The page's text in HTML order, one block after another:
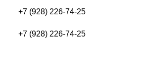
+7 (928) 226-74-25
+7 (928) 226-74-25